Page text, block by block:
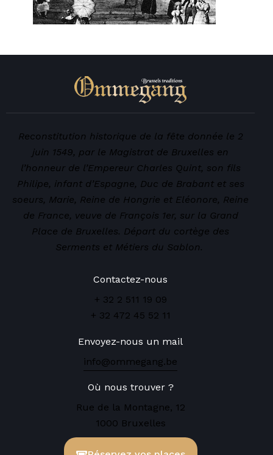
Reconstitution historique de la fête donnée le 2
juin 1549, par le Magistrat de Bruxelles en
l’honneur de l’Empereur Charles Quint, son fils
Philipe, infant d’Espagne, Duc de Brabant et ses
soeurs, Marie, Reine de Hongrie et Eléonore, Reine
de France, veuve de François 1er, sur la Grand
Place de Bruxelles. Départ du cortège des
Serments et Métiers du Sablon.
Contactez-nous
+ 32 2 511 19 09
+ 32 472 45 52 11
Envoyez-nous un mail
info@ommegang.be
Où nous trouver ?
Rue de la Montagne, 12
1000 Bruxelles